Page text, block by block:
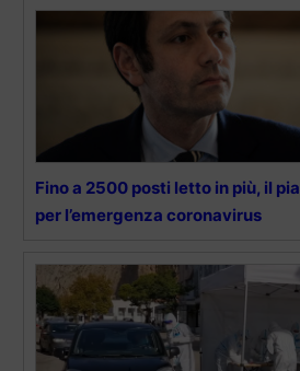
Fino a 2500 posti letto in più, il
per l’emergenza coronavirus